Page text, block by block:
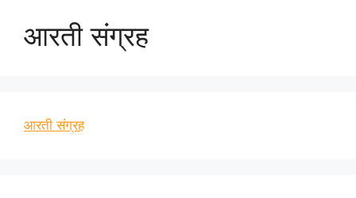
आरती संग्रह
आरती संग्रह